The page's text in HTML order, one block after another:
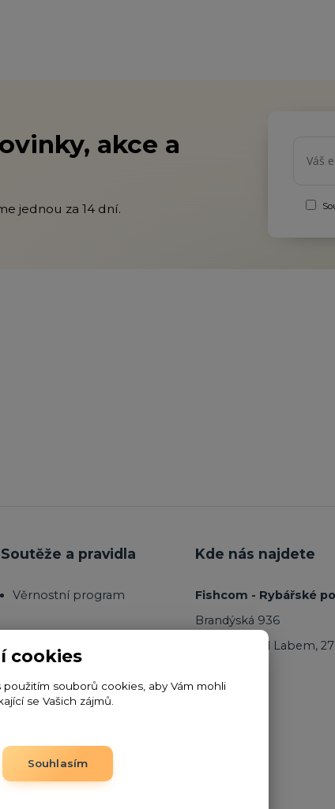
akce a
jednou za 14 dní.
Soutěže a pravidla
Věrnostní program
Kde nás najdete
Fishcom - Rybářské
Brandýská 936
Kostelec nad Labem,
cookies
použitím souborů cookies, aby Vám mohli
se Vašich zájmů.
Souhlasím